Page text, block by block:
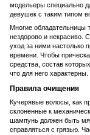
модельеры специально
девушек с таким типом
Многие обладательницы
нездорово и некрасиво.
уход за ними настолько
времени. Чтобы
средства, состав
что для него характерны.
Правила очищения
Кучерявые волосы, как
склоненные к
шампунь должен быть
справляться с грязью.